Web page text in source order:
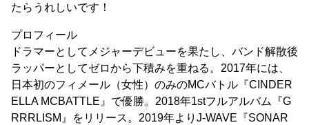
たらうれしいです！
プロフィール
ドラマーとしてメジャーデビューを果たし、バンド解散後
ラッパーとしてゼロから下積みを重ねる。2017年には、
日本初のフィメール（女性）のみのMCバトル『CINDER
ELLA MCBATTLE』で優勝。2018年1stフルアルバム『G
RRRLISM』をリリース。2019年よりJ-WAVE『SONAR